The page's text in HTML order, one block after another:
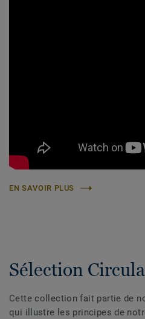
EN SAVOIR PLUS
Sélection
Cette collection fait partie de
qui illustre les principes de